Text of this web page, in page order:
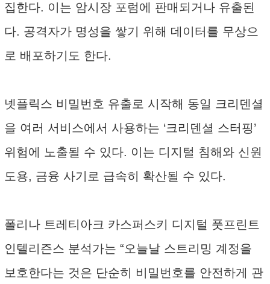
집한다. 이는 암시장 포럼에 판매되거나 유출된
다. 공격자가 명성을 쌓기 위해 데이터를 무상으
로 배포하기도 한다.
넷플릭스 비밀번호 유출로 시작해 동일 크리덴셜
을 여러 서비스에서 사용하는 ‘크리덴셜 스터핑’
위험에 노출될 수 있다. 이는 디지털 침해와 신원
도용, 금융 사기로 급속히 확산될 수 있다.
폴리나 트레티아크 카스퍼스키 디지털 풋프린트
인텔리즌스 분석가는 “오늘날 스트리밍 계정을
보호한다는 것은 단순히 비밀번호를 안전하게 관